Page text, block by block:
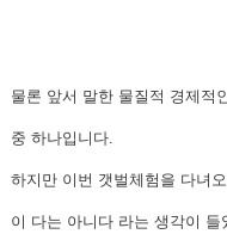
물론 앞서 말한 물질적 경제적
중 하나입니다.
하지만 이번 갯벌체험을 다녀
이 다는 아니다 라는 생각이